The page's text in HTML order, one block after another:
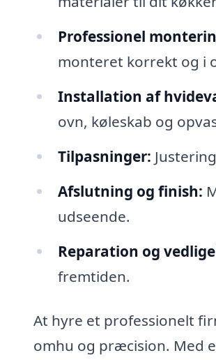
Professionel
monteret korrekt og i
Installation af
ovn, køleskab og
Tilpasninger:
Afslutning og finish:
udseende.
Reparation og
fremtiden.
At hyre et professionelt
omhu og præcision. Med